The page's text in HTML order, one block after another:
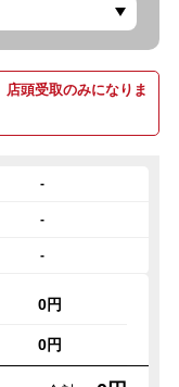
頭受取のみになりま
-
-
-
0円
0円